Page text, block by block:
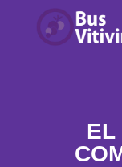
EL